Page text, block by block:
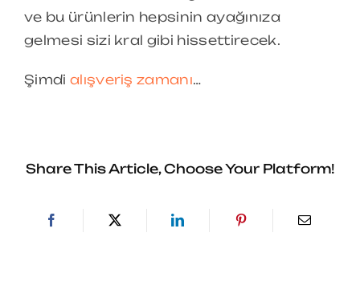
ve bu ürünlerin hepsinin ayağınıza
gelmesi sizi kral gibi hissettirecek.
Şimdi alışveriş zamanı…
Share This Article, Choose Your Platform!